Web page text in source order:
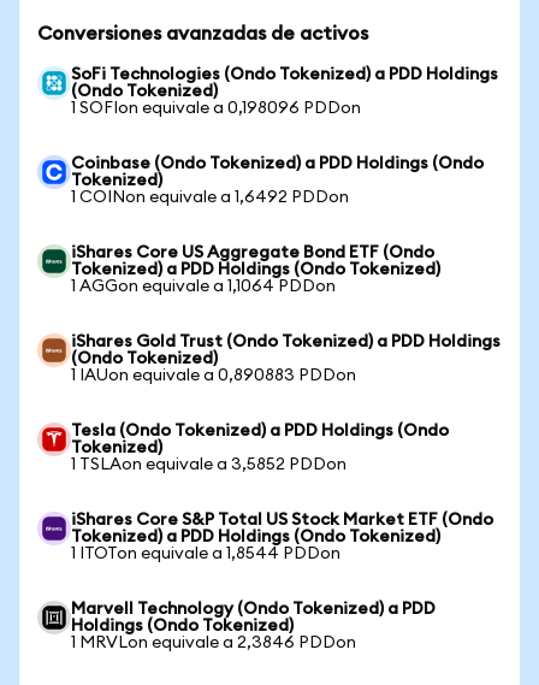
Conversiones avanzadas de activos
SoFi Technologies (Ondo Tokenized) a PDD Holdings
(Ondo Tokenized)
1 SOFIon equivale a 0,198096 PDDon
Coinbase (Ondo Tokenized) a PDD Holdings (Ondo
Tokenized)
1 COINon equivale a 1,6492 PDDon
iShares Core US Aggregate Bond ETF (Ondo
Tokenized) a PDD Holdings (Ondo Tokenized)
1 AGGon equivale a 1,1064 PDDon
iShares Gold Trust (Ondo Tokenized) a PDD Holdings
(Ondo Tokenized)
1 IAUon equivale a 0,890883 PDDon
Tesla (Ondo Tokenized) a PDD Holdings (Ondo
Tokenized)
1 TSLAon equivale a 3,5852 PDDon
iShares Core S&P Total US Stock Market ETF (Ondo
Tokenized) a PDD Holdings (Ondo Tokenized)
1 ITOTon equivale a 1,8544 PDDon
Marvell Technology (Ondo Tokenized) a PDD
Holdings (Ondo Tokenized)
1 MRVLon equivale a 2,3846 PDDon